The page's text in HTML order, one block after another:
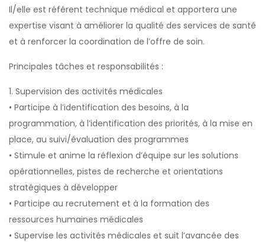
Il/elle est référent technique médical et apportera une
expertise visant à améliorer la qualité des services de santé
et à renforcer la coordination de l’offre de soin.
Principales tâches et responsabilités :
1. Supervision des activités médicales
• Participe à l’identification des besoins, à la
programmation, à l’identification des priorités, à la mise en
place, au suivi/évaluation des programmes
• Stimule et anime la réflexion d’équipe sur les solutions
opérationnelles, pistes de recherche et orientations
stratégiques à développer
• Participe au recrutement et à la formation des
ressources humaines médicales
• Supervise les activités médicales et suit l’avancée des